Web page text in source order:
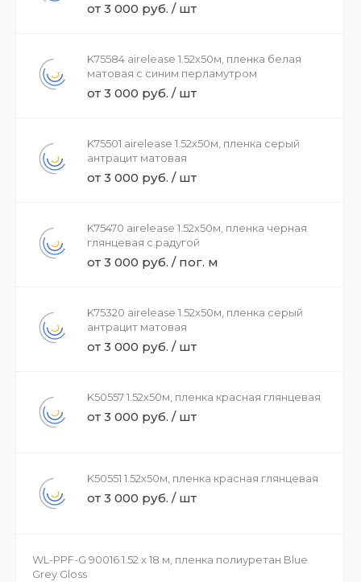
от 3 000 руб. / шт
K75584 airelease 1.52х50м, пленка белая
матовая с синим перламутром
от 3 000 руб. / шт
K75501 airelease 1.52х50м, пленка серый
антрацит матовая
от 3 000 руб. / шт
K75470 airelease 1.52х50м, пленка черная
глянцевая с радугой
от 3 000 руб. / пог. м
K75320 airelease 1.52х50м, пленка серый
антрацит матовая
от 3 000 руб. / шт
K50557 1.52х50м, пленка красная глянцевая
от 3 000 руб. / шт
K50551 1.52х50м, пленка красная глянцевая
от 3 000 руб. / шт
WL-PPF-G 90016 1.52 x 18 м, пленка полиуретан Blue
Grey Gloss